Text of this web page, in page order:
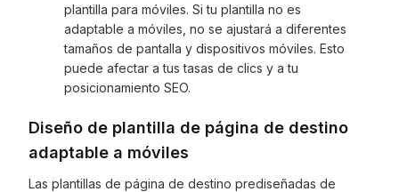
plantilla para móviles. Si tu plantilla no es
adaptable a móviles, no se ajustará a diferentes
tamaños de pantalla y dispositivos móviles. Esto
puede afectar a tus tasas de clics y a tu
posicionamiento SEO.
Diseño de plantilla de página de destino
adaptable a móviles
Las plantillas de página de destino prediseñadas de